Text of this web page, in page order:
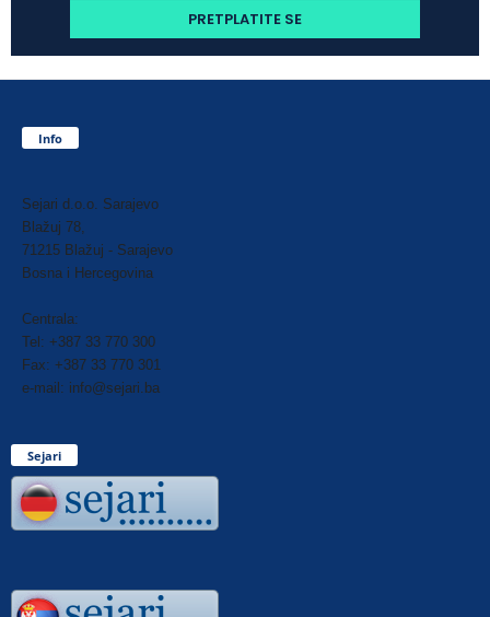
Info
Sejari d.o.o. Sarajevo
Blažuj 78,
71215 Blažuj - Sarajevo
Bosna i Hercegovina
Centrala:
Tel: +387 33 770 300
Fax: +387 33 770 301
e-mail: info@sejari.ba
Sejari